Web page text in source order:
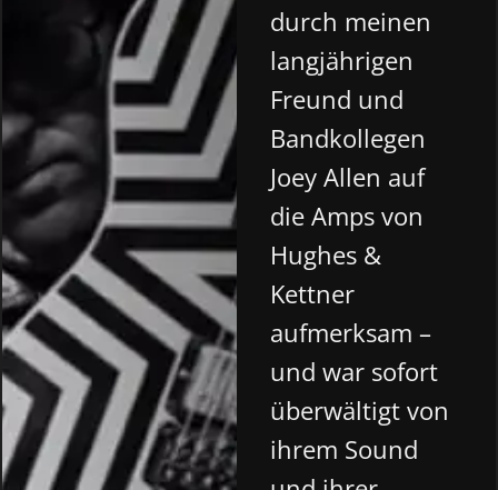
durch meinen
langjährigen
Freund und
Bandkollegen
Joey Allen auf
die Amps von
Hughes &
Kettner
aufmerksam –
und war sofort
überwältigt von
ihrem Sound